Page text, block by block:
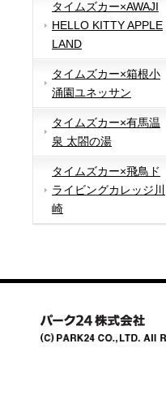
タイムズカー×AWAJI
HELLO KITTY APPLE
LAND
タイムズカー×箱根小
涌園ユネッサン
タイムズカー×有馬温
泉 太閤の湯
タイムズカー×飛鳥ド
ライビングカレッジ川
崎